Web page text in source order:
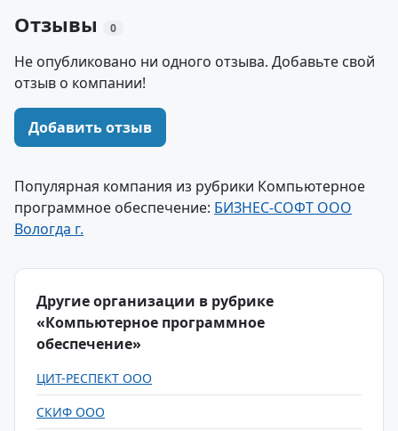
Отзывы 0
Не опубликовано ни одного отзыва. Добавьте свой
отзыв о компании!
Добавить отзыв
Популярная компания из рубрики Компьютерное
программное обеспечение: БИЗНЕС-СОФТ ООО
Вологда г.
Другие организации в рубрике
«Компьютерное программное
обеспечение»
ЦИТ-РЕСПЕКТ ООО
СКИФ ООО